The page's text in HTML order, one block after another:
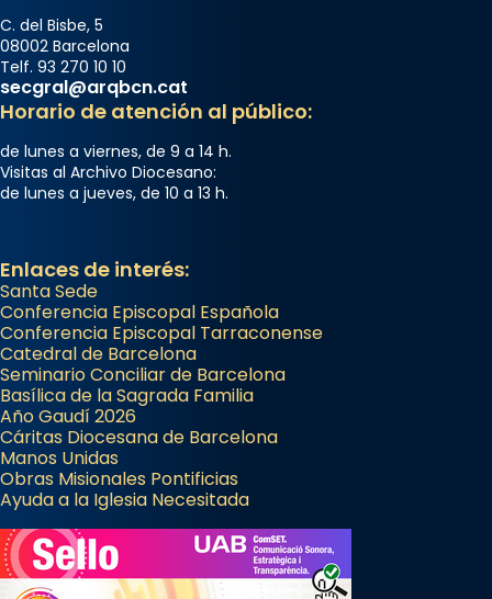
C. del Bisbe, 5
08002 Barcelona
Telf. 93 270 10 10
secgral@arqbcn.cat
Horario de atención al público:
de lunes a viernes, de 9 a 14 h.
Visitas al Archivo Diocesano:
de lunes a jueves, de 10 a 13 h.
Enlaces de interés:
Santa Sede
Conferencia Episcopal Española
Conferencia Episcopal Tarraconense
Catedral de Barcelona
Seminario Conciliar de Barcelona
Basílica de la Sagrada Familia
Año Gaudí 2026
Cáritas Diocesana de Barcelona
Manos Unidas
Obras Misionales Pontificias
Ayuda a la Iglesia Necesitada